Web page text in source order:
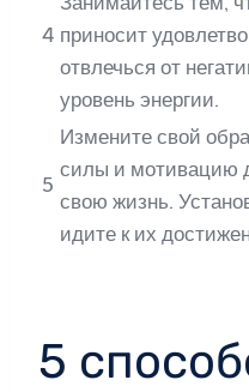
4 приносит
отвлечься от
уровень энергии.
5
Измените свой
силы и мотивацию
свою жизнь.
идите к их
5